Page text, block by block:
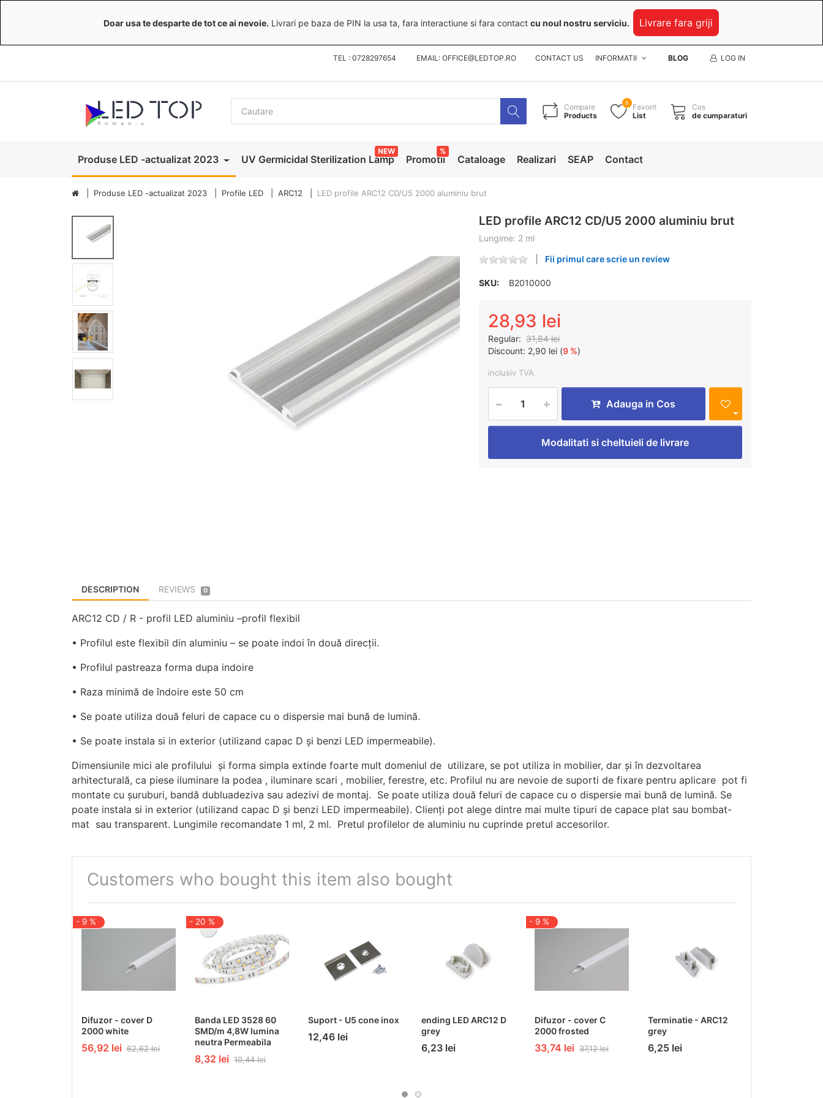
Doar usa te desparte de tot ce ai nevoie. Livrari pe baza de PIN la usa ta, fara interactiune si fara contact cu noul nostru serviciu. Livrare fara griji
TEL : 0728297654 EMAIL: OFFICE@LEDTOP.RO CONTACT US INFORMATII BLOG LOG IN
Compare
Products
8
Favorit
List
Cos
de cumparaturi
Produse LED -actualizat 2023 UV Germicidal Sterilization Lamp
NEW
Promotii
%
Cataloage Realizari SEAP Contact
Produse LED -actualizat 2023 Profile LED ARC12 LED profile ARC12 CD/U5 2000 aluminiu brut
LED profile ARC12 CD/U5 2000 aluminiu brut
Lungime: 2 ml
Fii primul care scrie un review
SKU: B2010000
28,93 lei
Regular: 31,84 lei
Discount: 2,90 lei (9 %)
inclusiv TVA
Adauga in Cos
Modalitati si cheltuieli de livrare
DESCRIPTION REVIEWS 0
ARC12 CD / R - profil LED aluminiu –profil flexibil
• Profilul este flexibil din aluminiu – se poate indoi în două direcții.
• Profilul pastreaza forma dupa indoire
• Raza minimă de îndoire este 50 cm
• Se poate utiliza două feluri de capace cu o dispersie mai bună de lumină.
• Se poate instala si in exterior (utilizand capac D și benzi LED impermeabile).
Dimensiunile mici ale profilului și forma simpla extinde foarte mult domeniul de utilizare, se pot utiliza in mobilier, dar și în dezvoltarea
arhitecturală, ca piese iluminare la podea , iluminare scari , mobilier, ferestre, etc. Profilul nu are nevoie de suporti de fixare pentru aplicare pot fi
montate cu șuruburi, bandă dubluadeziva sau adezivi de montaj. Se poate utiliza două feluri de capace cu o dispersie mai bună de lumină. Se
poate instala si in exterior (utilizand capac D și benzi LED impermeabile). Clienți pot alege dintre mai multe tipuri de capace plat sau bombat-
mat sau transparent. Lungimile recomandate 1 ml, 2 ml. Pretul profilelor de aluminiu nu cuprinde pretul accesorilor.
Customers who bought this item also bought
- 9 %
Difuzor - cover D
2000 white
56,92 lei 62,62 lei
- 20 %
Banda LED 3528 60
SMD/m 4,8W lumina
neutra Permeabila
8,32 lei 10,44 lei
Suport - U5 cone inox
12,46 lei
ending LED ARC12 D
grey
6,23 lei
- 9 %
Difuzor - cover C
2000 frosted
33,74 lei 37,12 lei
Terminatie - ARC12
grey
6,25 lei